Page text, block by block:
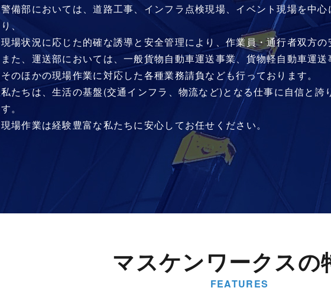
警備部においては、道路工事、インフラ点検現場、イベント現場を中
り、
現場状況に応じた的確な誘導と安全管理により、作業員・通行者双方の
また、運送部においては、一般貨物自動車運送事業、貨物軽自動車運
そのほかの現場作業に対応した各種業務請負なども行っております。
私たちは、生活の基盤(交通インフラ、物流など)となる仕事に自信と
す。
現場作業は経験豊富な私たちに安心してお任せください。
マスケンワークスの
FEATURES